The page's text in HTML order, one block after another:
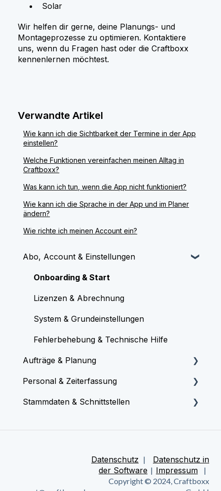
Solar
Wir helfen dir gerne, deine Planungs- und
Montageprozesse zu optimieren. Kontaktiere
uns, wenn du Fragen hast oder die Craftboxx
kennenlernen möchtest.
Verwandte Artikel
Wie kann ich die Sichtbarkeit der Termine in der App
einstellen?
Welche Funktionen vereinfachen meinen Alltag in
Craftboxx?
Was kann ich tun, wenn die App nicht funktioniert?
Wie kann ich die Sprache in der App und im Planer
ändern?
Wie richte ich meinen Account ein?
Abo, Account & Einstellungen
Onboarding & Start
Lizenzen & Abrechnung
System & Grundeinstellungen
Fehlerbehebung & Technische Hilfe
Aufträge & Planung
Aufträge & Termine erstellen
Plantafel & Kalender
Personal & Zeiterfassung
Personal & Rechte verwalten
Urlaub & Abwesenheiten
Stammdaten & Schnittstellen
verwalten
Buchhaltungs-Schnittstellen (Lexware,
CSV-Importe & Sonstige Tools
Datenschutz | Datenschutz in
der Software | Impressum |
Copyright © 2024, Craftboxx